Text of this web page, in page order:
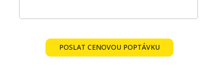
POSLAT CENOVOU POPTÁVKU